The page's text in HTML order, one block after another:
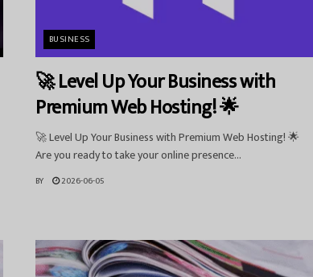
BUSINESS
🚀 Level Up Your Business with
Premium Web Hosting! 🌟
🚀 Level Up Your Business with Premium Web Hosting! 🌟
Are you ready to take your online presence...
BY 2026-06-05